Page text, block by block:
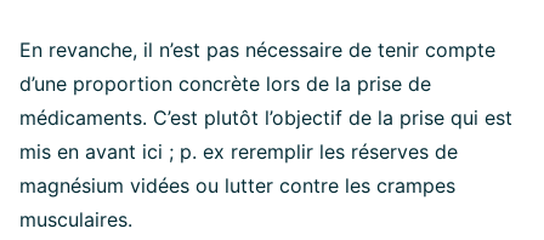
En revanche, il n’est pas nécessaire de tenir compte
d’une proportion concrète lors de la prise de
médicaments. C’est plutôt l’objectif de la prise qui est
mis en avant ici ; p. ex reremplir les réserves de
magnésium vidées ou lutter contre les crampes
musculaires.